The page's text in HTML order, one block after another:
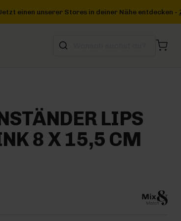
entdecken -Zum Storefinder+++
LIPS
8 X 15,5 CM